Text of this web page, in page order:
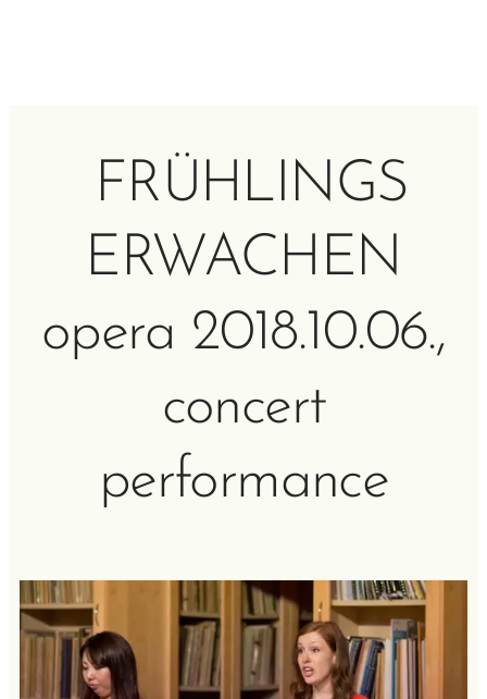
FRÜHLINGS
ERWACHEN
opera 2018.10.06.,
concert
performance